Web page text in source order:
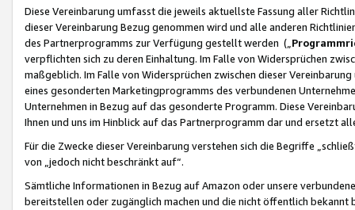
Diese Vereinbarung umfasst die jeweils aktuellste Fassung aller
dieser Vereinbarung Bezug genommen wird und alle anderen
des Partnerprogramms zur Verfügung gestellt werden („
verpflichten sich zu deren Einhaltung. Im Falle von Widersprüchen
maßgeblich. Im Falle von Widersprüchen zwischen dieser
eines gesonderten Marketingprogramms des verbundenen
Unternehmen in Bezug auf das gesonderte Programm. Diese
Ihnen und uns im Hinblick auf das Partnerprogramm dar und ersetzt
Für die Zwecke dieser Vereinbarung verstehen sich die Begriffe
von „jedoch nicht beschränkt auf“.
Sämtliche Informationen in Bezug auf Amazon oder unsere
bereitstellen oder zugänglich machen und die nicht öffentlich